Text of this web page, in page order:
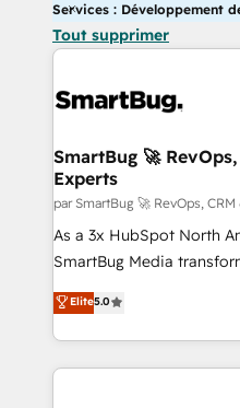
Services : Développement
Tout supprimer
SmartBug 🚀
Experts
par SmartBug 🚀 RevOps,
As a 3x HubSpot North
SmartBug Media
into a revenue engine.
includes specialized
Software) and Point
making this the official
Elite5.0